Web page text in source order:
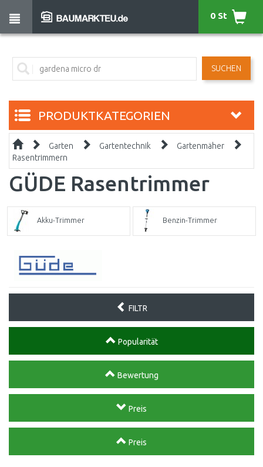
SUCHEN
0 St
PRODUKTKATEGORIEN
Garten Gartentechnik
Gartenmäher
Rasentrimmern
GÜDE Rasentrimmer
Akku-Trimmer Benzin-Trimmer
FILTR
Popularität
Bewertung
Preis
Preis